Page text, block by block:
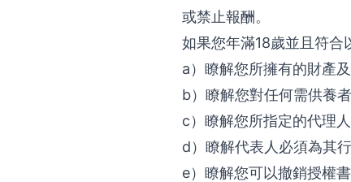
或禁止報酬。
如果您年滿18歲並且符合
a）瞭解您所擁有的財產
b）瞭解您對任何需供養
c）瞭解您所指定的代理
d）瞭解代表人必須為其
e）瞭解您可以撤銷授權書